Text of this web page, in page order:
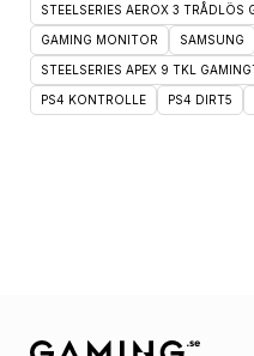
STEELSERIES AEROX 3 TRÅDLÖS
GAMING MONITOR SAMSUNG
STEELSERIES APEX 9 TKL
PS4 KONTROLLE PS4 DIRT5